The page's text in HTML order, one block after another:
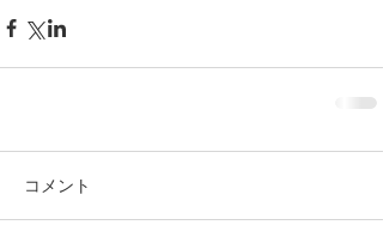
コメント